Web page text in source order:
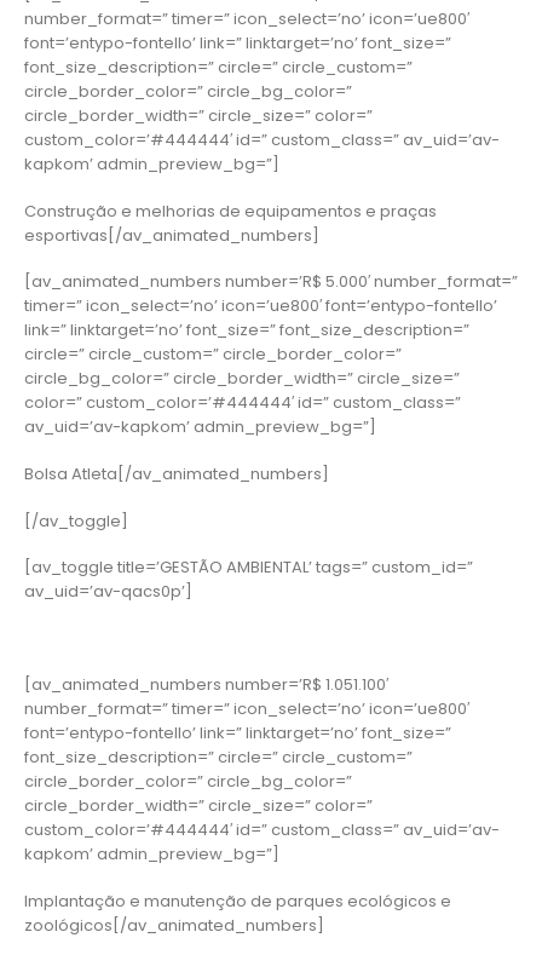
number_format=” timer=” icon_select=’no’ icon=’ue800′
font=’entypo-fontello’ link=” linktarget=’no’ font_size=”
font_size_description=” circle=” circle_custom=”
circle_border_color=” circle_bg_color=”
circle_border_width=” circle_size=” color=”
custom_color=’#444444′ id=” custom_class=” av_uid=’av-
kapkom’ admin_preview_bg=”]
Construção e melhorias de equipamentos e praças
esportivas[/av_animated_numbers]
[av_animated_numbers number=’R$ 5.000′ number_format=”
timer=” icon_select=’no’ icon=’ue800′ font=’entypo-fontello’
link=” linktarget=’no’ font_size=” font_size_description=”
circle=” circle_custom=” circle_border_color=”
circle_bg_color=” circle_border_width=” circle_size=”
color=” custom_color=’#444444′ id=” custom_class=”
av_uid=’av-kapkom’ admin_preview_bg=”]
Bolsa Atleta[/av_animated_numbers]
[/av_toggle]
[av_toggle title=’GESTÃO AMBIENTAL’ tags=” custom_id=”
av_uid=’av-qacs0p’]
[av_animated_numbers number=’R$ 1.051.100′
number_format=” timer=” icon_select=’no’ icon=’ue800′
font=’entypo-fontello’ link=” linktarget=’no’ font_size=”
font_size_description=” circle=” circle_custom=”
circle_border_color=” circle_bg_color=”
circle_border_width=” circle_size=” color=”
custom_color=’#444444′ id=” custom_class=” av_uid=’av-
kapkom’ admin_preview_bg=”]
Implantação e manutenção de parques ecológicos e
zoológicos[/av_animated_numbers]